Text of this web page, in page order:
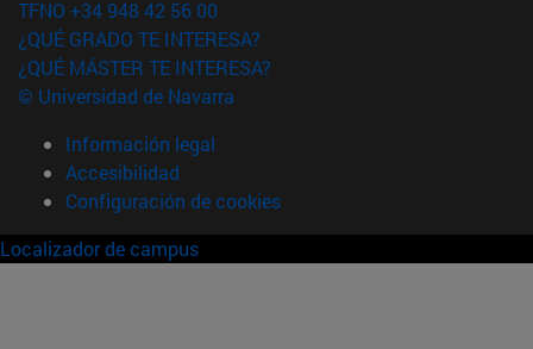
TFNO +34 948 42 56 00
¿QUÉ GRADO TE INTERESA?
¿QUÉ MÁSTER TE INTERESA?
© Universidad de Navarra
Información legal
Accesibilidad
Configuración de cookies
Localizador de campus